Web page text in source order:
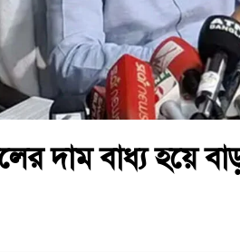
দাম বাধ্য হয়ে